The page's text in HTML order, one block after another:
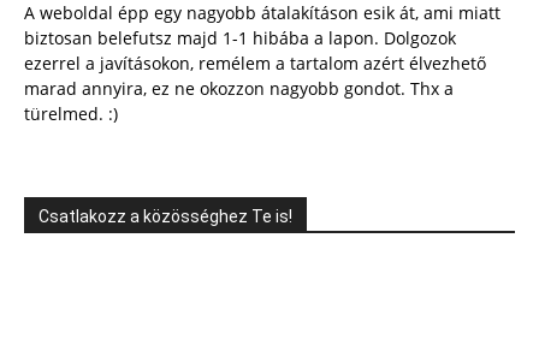
A weboldal épp egy nagyobb átalakításon esik át, ami miatt
biztosan belefutsz majd 1-1 hibába a lapon. Dolgozok
ezerrel a javításokon, remélem a tartalom azért élvezhető
marad annyira, ez ne okozzon nagyobb gondot. Thx a
türelmed. :)
Csatlakozz a közösséghez Te is!